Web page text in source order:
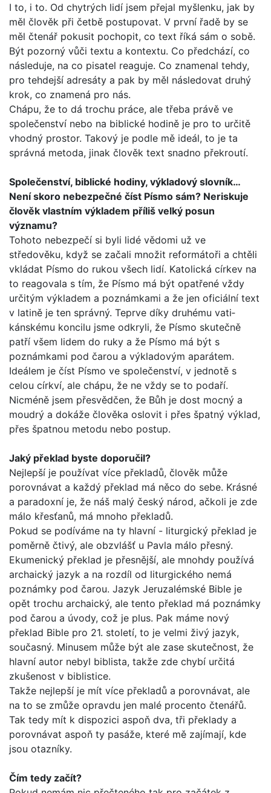
I to, i to. Od chytrých lidí jsem přejal myšlenku, jak by
měl člo­věk při četbě postupovat. V první řadě by se
měl čtenář poku­sit pochopit, co text říká sám o sobě.
Být pozorný vůči textu a kontextu. Co předchází, co
následuje, na co pisatel reaguje. Co znamenal tehdy,
pro tehdejší adresáty a pak by měl násle­dovat druhý
krok, co znamená pro nás.
Chápu, že to dá trochu práce, ale třeba právě ve
společenství nebo na biblické hodině je pro to určitě
vhodný prostor. Takový je podle mě ideál, to je ta
správná metoda, jinak člověk text snadno překroutí.
Společenství, biblické hodiny, výkladový slovník…
Není sko­ro nebezpečné číst Písmo sám? Neriskuje
člověk vlastním výkladem příliš velký posun
významu?
Tohoto nebezpečí si byli lidé vědomi už ve
středověku, když se začali množit reformátoři a chtěli
vkládat Písmo do rukou všech lidí. Katolická církev na
to reagovala s tím, že Písmo má být opatřené vždy
určitým výkladem a poznámkami a že jen oficiální text
v latině je ten správný. Teprve díky druhému vati­
kánskému koncilu jsme odkryli, že Písmo skutečně
patří všem lidem do ruky a že Písmo má být s
poznámkami pod čarou a výkladovým aparátem.
Ideálem je číst Písmo ve společenství, v jednotě s
celou církví, ale chápu, že ne vždy se to podaří.
Nicméně jsem přesvědčen, že Bůh je dost mocný a
moudrý a dokáže člověka oslovit i přes špatný výklad,
přes špatnou metodu nebo postup.
Jaký překlad byste doporučil?
Nejlepší je používat více překladů, člověk může
porovnávat a každý překlad má něco do sebe. Krásné
a paradoxní je, že náš malý český národ, ačkoli je zde
málo křesťanů, má mnoho překladů.
Pokud se podíváme na ty hlavní - liturgický překlad je
poměrně čtivý, ale obzvlášť u Pavla málo přesný.
Ekumenický překlad je přesnější, ale mnohdy používá
archaický jazyk a na rozdíl od liturgického nemá
poznámky pod čarou. Jazyk Jeruzalémské Bible je
opět trochu archaický, ale tento překlad má poznámky
pod čarou a úvody, což je plus. Pak máme nový
překlad Bib­le pro 21. století, to je velmi živý jazyk,
současný. Minusem může být ale zase skutečnost, že
hlavní autor nebyl biblista, takže zde chybí určitá
zkušenost v biblistice.
Takže nejlepší je mít více překladů a porovnávat, ale
na to se zmůže opravdu jen malé procento čtenářů.
Tak tedy mít k dis­pozici aspoň dva, tři překlady a
porovnávat aspoň ty pasáže, které mě zajímají, kde
jsou otazníky.
Čím tedy začít?